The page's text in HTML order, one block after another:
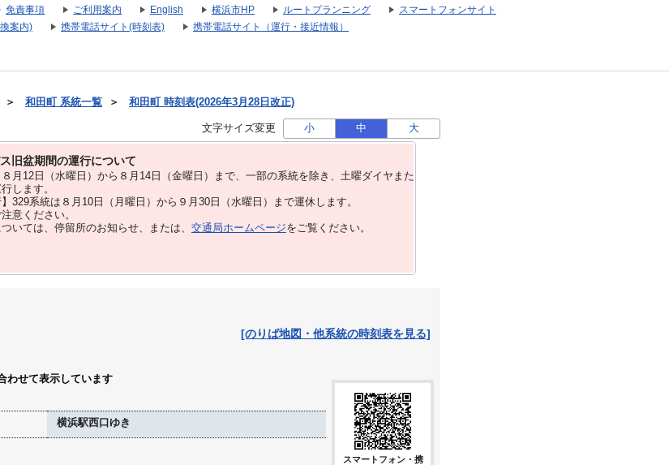
免責事項 ご利用案内 English 横浜市HP ルートプランニング
スマートフォンサイト
案内)
携帯電話サイト(時刻表) 携帯電話サイト（運行・接近情報）
＞ 和田町 系統一覧 ＞ 和田町 時刻表(2026年3月28日改正)
文字サイズ変更 小 中 大
旧盆期間の運行について
⽉12⽇（水曜日）から８⽉14⽇（金曜日）まで、⼀部の系統を除き、⼟曜ダイヤまた
します。
系統は８月10日（月曜日）から９月30日（水曜日）まで運休します。
意ください。
ついては、停留所のお知らせ、または、 交通局ホームページをご覧ください。
[のりば地図・他系統の時刻表を見る]
わせて表示しています
横浜駅西口ゆき
スマートフォン・携